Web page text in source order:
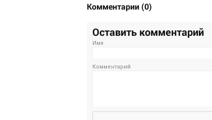
Комментарии (0)
Оставить комментарий
Имя
Комментарий